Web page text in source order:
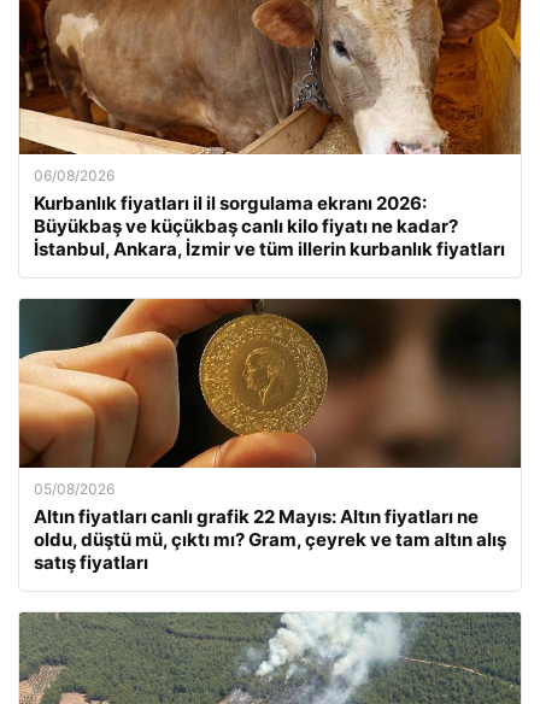
06/08/2026
Kurbanlık fiyatları il il sorgulama ekranı 2026:
Büyükbaş ve küçükbaş canlı kilo fiyatı ne kadar?
İstanbul, Ankara, İzmir ve tüm illerin kurbanlık fiyatları
05/08/2026
Altın fiyatları canlı grafik 22 Mayıs: Altın fiyatları ne
oldu, düştü mü, çıktı mı? Gram, çeyrek ve tam altın alış
satış fiyatları